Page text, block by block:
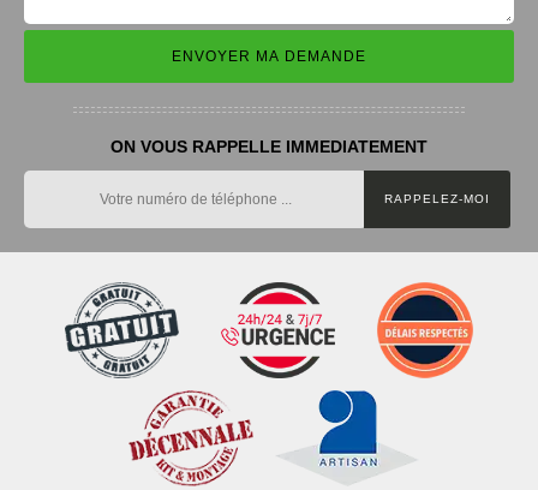
ON VOUS RAPPELLE IMMEDIATEMENT